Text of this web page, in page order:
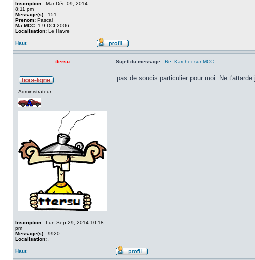
Inscription : Mar Déc 09, 2014
8:11 pm
Message(s) : 151
Prenom: Pascal
Ma MCC: 1.9 DCI 2006
Localisation: Le Havre
Haut
ttersu Sujet du message : Re: Karcher sur MCC
Administrateur
Inscription : Lun Sep 29, 2014 10:18
pm
Message(s) : 9920
Localisation:
pas de soucis particulier pour moi. Ne
Haut